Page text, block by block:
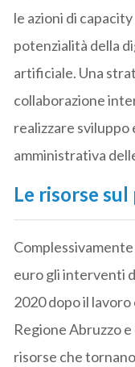
le azioni di
potenzialità della
artificiale. Una
collaborazione
realizzare sviluppo
amministrativa
Le risorse
euro gli interventi
2020 dopo il
Regione Abruzzo
risorse che